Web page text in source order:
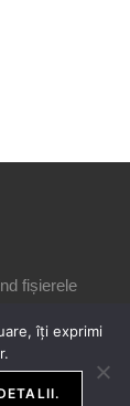
fișierele
îți exprimi